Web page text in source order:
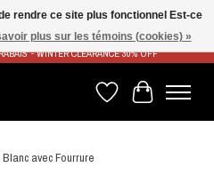
DE 100$ - FAST & FREE SHIPPING ON ORDERS
- WINTER CLEARANCE 30% OFF
Liste de souhaits
Panier
avec Fourrure
rendre ce site plus fonctionnel Est-ce
plus sur les témoins (cookies) »